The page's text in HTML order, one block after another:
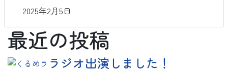
2025年2月5日
最近の投稿
ラジオ出演しました！